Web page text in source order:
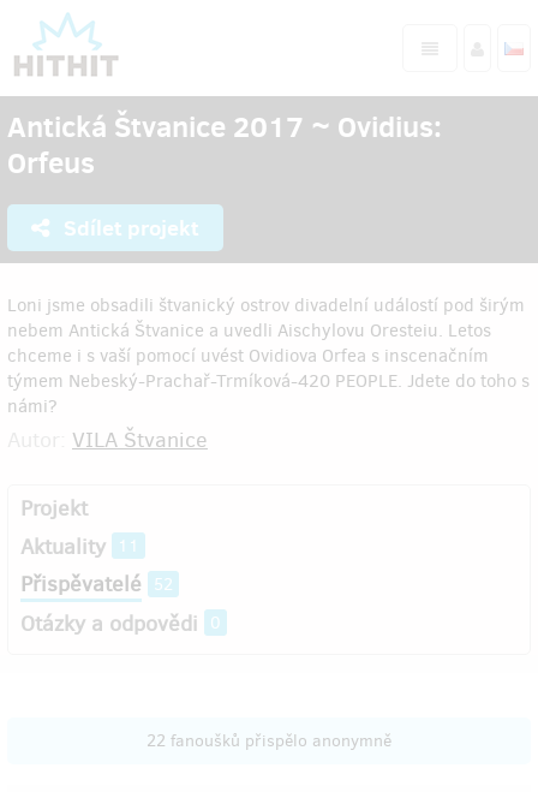
Antická Štvanice 2017 ~ Ovidius:
Orfeus
Sdílet projekt
Loni jsme obsadili štvanický ostrov divadelní událostí pod širým
nebem Antická Štvanice a uvedli Aischylovu Oresteiu. Letos
chceme i s vaší pomocí uvést Ovidiova Orfea s inscenačním
týmem Nebeský-Prachař-Trmíková-420 PEOPLE. Jdete do toho s
námi?
VILA Štvanice
Projekt
Aktuality
11
Přispěvatelé 52
Otázky a odpovědi 0
22 fanoušků přispělo anonymně